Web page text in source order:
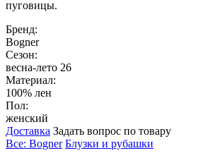
пуговицы.
Бренд:
Bogner
Сезон:
весна-лето 26
Материал:
100% лен
Пол:
женский
Доставка Задать вопрос по товару
Все: Bogner Блузки и рубашки